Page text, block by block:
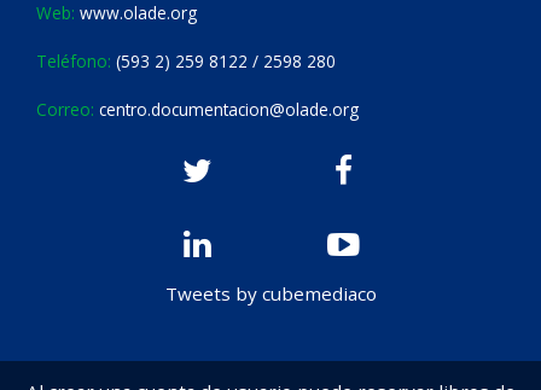
Web: www.olade.org
Teléfono: (593 2) 259 8122 / 2598 280
Correo: centro.documentacion@olade.org
Tweets by cubemediaco